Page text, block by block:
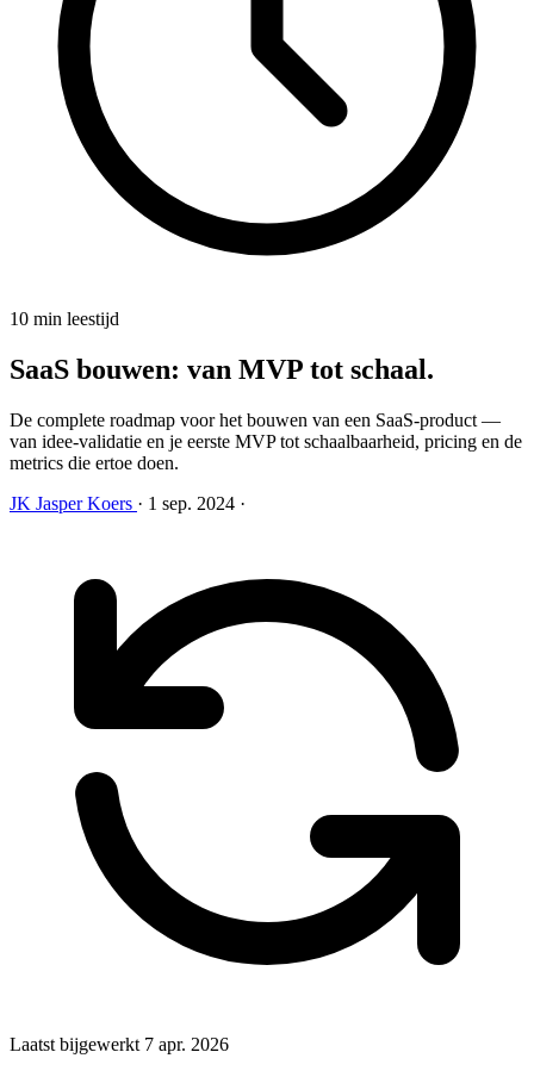
10 min leestijd
SaaS bouwen: van MVP tot schaal.
De complete roadmap voor het bouwen van een SaaS-product —
van idee-validatie en je eerste MVP tot schaalbaarheid, pricing en de
metrics die ertoe doen.
JK Jasper Koers · 1 sep. 2024 ·
Laatst bijgewerkt 7 apr. 2026